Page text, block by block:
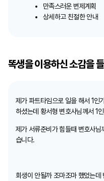
만족스러운 변제계획
상세하고 친절한 안내
똑생을 이용하신 소감을
제가 파트타임으로 일을 해서 1인
하셨는데 황서형 변호사님께서 1
제가 서류준비가 힘들때 변호사
습니다.
회생이 안될까 조마조마 했었는